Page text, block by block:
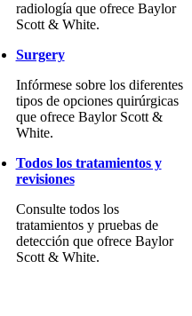
radiología que ofrece Baylor
Scott & White.
Surgery
Infórmese sobre los diferentes
tipos de opciones quirúrgicas
que ofrece Baylor Scott &
White.
Todos los tratamientos y
revisiones
Consulte todos los
tratamientos y pruebas de
detección que ofrece Baylor
Scott & White.